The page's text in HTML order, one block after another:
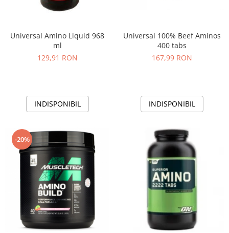
Universal Amino Liquid 968
ml
129,91 RON
INDISPONIBIL
Universal 100% Beef Aminos
400 tabs
167,99 RON
INDISPONIBIL
-20%